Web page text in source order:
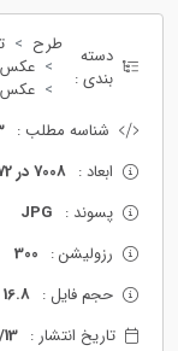
دسته
بندی :
طرح
عکس
عکس
شناسه مطلب :
ابعاد : 7008 در 4672 پیکسل
پسوند : JPG
رزولیشن : 300
حجم فایل : 16.8 مگابایت
تاریخ انتشار :